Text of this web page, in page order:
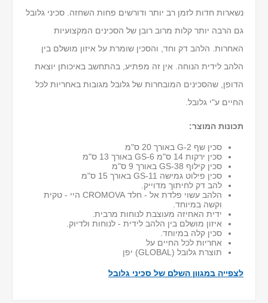
נשארות חדות לזמן רב יותר ודורשים פחות השחזה. סכיני גלובל
גם הרבה יותר קלות מרוב רובן של הסכינים המקצועיות
האחרות. הלהב דק וחד, והסכין שומרת על איזון מושלם בין
הלהב לידית הנוחה. אין זה מפתיע, בהתחשב באיכותן יוצאת
הדופן, שהסכינים המובחרות של גלובל מגובות באחריות לכל
החיים ע"י גלובל.
תכונות המוצר:
סכין שף G-2 באורך 20 ס"מ
סכין ירקות 14 ס"מ GS-6 באורך 13 ס"מ
סכין קילוף GS-38 באורך 9 ס"מ
סכין פילוט גמישה GS-11 באורך 15 ס"מ
להב דק לחיתוך מדוייק.
הלהב עשוי פלדת אל - חלד CROMOVA היי - טקית
וקשה במיוחד.
ידית האחיזה מעוצבת לנוחות מרבית.
איזון מושלם בין הלהב לידית - לנוחות ולדיוק.
סכין קלה במיוחד.
אחריות לכל החיים על
תוצרת גלובל (GLOBAL) יפן
לצפייה במגוון השלם של סכיני גלובל